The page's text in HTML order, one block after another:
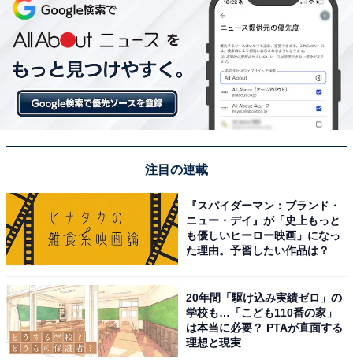
しかも、『真昼の決闘』や『フォーン・ブース』などに
代表される、「劇中の時間経過と映画としての上映時間
がほぼ同じ」という「リアルタイム進行」だからこその
緊張感もたっぷりと味わえるでしょう。
「実際は1つの場所から動いていないのに、ネットを駆
使して謎解きをする」ことから連想したのは、本作で監
注目の連載
『スパイダーマン：ブランド・
ニュー・デイ』が「史上もっと
も優しいヒーロー映画」になっ
た理由。予習したい作品は？
20年間「駆け込み実績ゼロ」の
学校も…「こども110番の家」
は本当に必要？ PTAが直面する
理想と現実